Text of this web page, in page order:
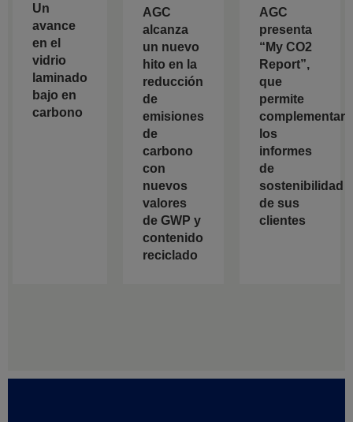
Un
avance
en el
vidrio
laminado
bajo en
carbono
AGC
alcanza
un nuevo
hito en la
reducción
de
emisiones
de
carbono
con
nuevos
valores
de GWP y
contenido
reciclado
AGC
presenta
“My CO2
Report”,
que
permite
complementar
los
informes
de
sostenibilidad
de sus
clientes